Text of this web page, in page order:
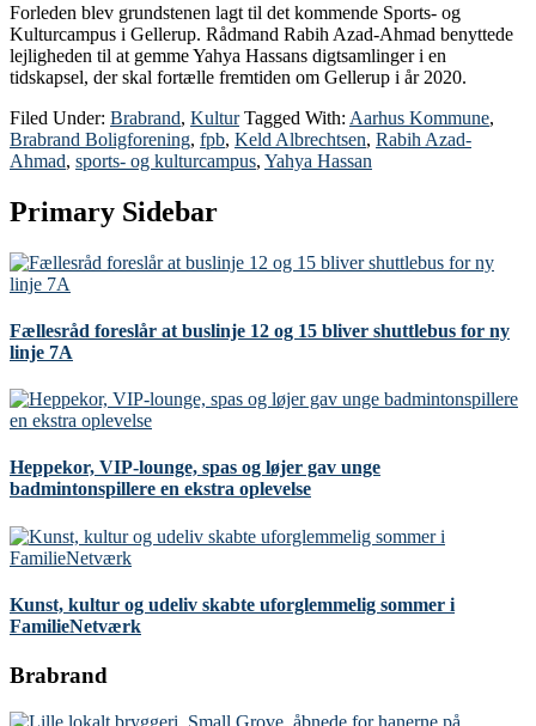
Forleden blev grundstenen lagt til det kommende Sports- og
Kulturcampus i Gellerup. Rådmand Rabih Azad-Ahmad benyttede
lejligheden til at gemme Yahya Hassans digtsamlinger i en
tidskapsel, der skal fortælle fremtiden om Gellerup i år 2020.
Filed Under: Brabrand, Kultur Tagged With: Aarhus Kommune,
Brabrand Boligforening, fpb, Keld Albrechtsen, Rabih Azad-
Ahmad, sports- og kulturcampus, Yahya Hassan
Primary Sidebar
Fællesråd foreslår at buslinje 12 og 15 bliver shuttlebus for ny
linje 7A
Heppekor, VIP-lounge, spas og løjer gav unge
badmintonspillere en ekstra oplevelse
Kunst, kultur og udeliv skabte uforglemmelig sommer i
FamilieNetværk
Brabrand